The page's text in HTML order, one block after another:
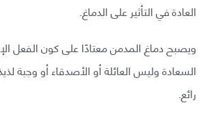
العادة في التأثير على الدماغ.
ويصبح دماغ المدمن معتادًا على كون الفعل
السعادة وليس العائلة أو الأصدقاء أو وجبة
رائع.